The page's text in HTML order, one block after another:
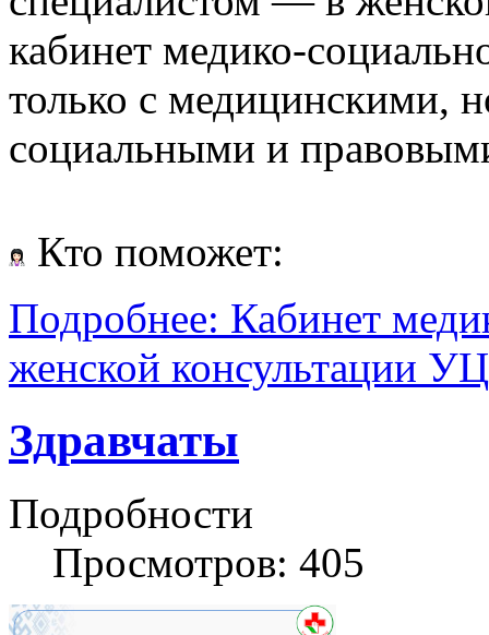
кабинет
только с медицинскими,
социальными и
Кто поможет:
Подробнее: Кабинет
женской консультации
Здравчаты
Подробности
Просмотров: 405